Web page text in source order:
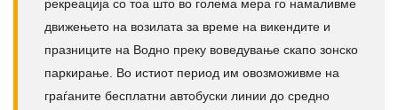
рекреација со тоа што во голема мера го намаливме
движењето на возилата за време на викендите и
празниците на Водно преку воведување скапо зонско
паркирање. Во истиот период им овозможивме на
граѓаните бесплатни автобуски линии до средно